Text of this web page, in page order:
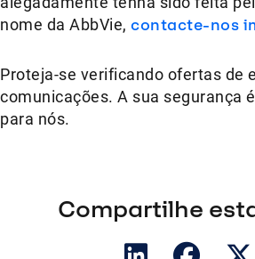
nome da AbbVie, contacte-nos
Proteja-se verificando ofertas de
comunicações. A sua segurança
para nós.
Compartilhe